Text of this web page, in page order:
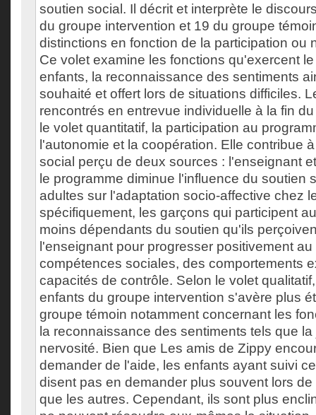
soutien social. Il décrit et interprète le
du groupe intervention et 19 du groupe
distinctions en fonction de la participation ou
Ce volet examine les fonctions qu'exercent
enfants, la reconnaissance des sentiments
souhaité et offert lors de situations difficiles.
rencontrés en entrevue individuelle à la fin
le volet quantitatif, la participation au
l'autonomie et la coopération. Elle contribue
social perçu de deux sources : l'enseignant
le programme diminue l'influence du soutien
adultes sur l'adaptation socio-affective chez
spécifiquement, les garçons qui participent
moins dépendants du soutien qu'ils
l'enseignant pour progresser positivement
compétences sociales, des comportements
capacités de contrôle. Selon le volet
enfants du groupe intervention s'avère plus
groupe témoin notamment concernant les
la reconnaissance des sentiments tels que
nervosité. Bien que Les amis de Zippy
demander de l'aide, les enfants ayant suivi
disent pas en demander plus souvent lors
que les autres. Cependant, ils sont plus